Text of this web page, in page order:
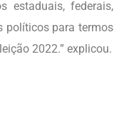
estaduais, federais,
políticos para termos
2022.” explicou.